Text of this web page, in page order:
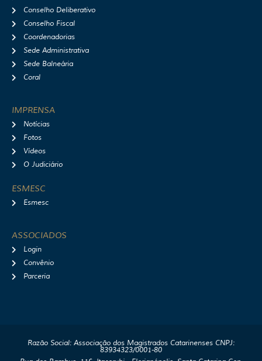
Conselho Deliberativo
Conselho Fiscal
Coordenadorias
Sede Administrativa
Sede Balneária
Coral
IMPRENSA
Notícias
Fotos
Vídeos
O Judiciário
ESMESC
Esmesc
ASSOCIADOS
Login
Convênio
Parceria
Razão Social: Associação dos Magistrados Catarinenses CNPJ:
83934323/0001-80